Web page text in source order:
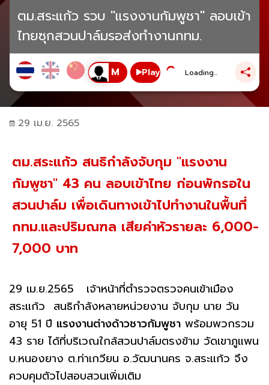
ตม.สระแก้ว รวบ "แรงงานกัมพูชา" ลอบเข้า
ไทยซุกสวนปาล์มรอส่งทำงานกทม.
Play Loading...
29 เม.ย. 2565
ตม.สระแก้ว สนธิกำลังจับกุม "แรงงาน
กัมพูชา" 43 คน ลอบเข้าไทย ก่อนพักรอใน
สวนปาล์ม เพื่อเดินทางเข้าไปทำงานในพื้นที่
กทม.และปริมณฑล เสียค่าหัวรายละ 6,000-
7,000 บาท
29 เม.ย.2565 เจ้าหน้าที่ตำรวจตรวจคนเข้าเมือง
สระแก้ว สนธิกำลังหลายหน่วยงาน จับกุม นาย วัน
อายุ 51 ปี แรงงานต่างด้าวชาวกัมพูชา พร้อมพวกรวม
43 ราย ได้ที่บริเวณใกล้สวนปาล์มตรงข้าม วัดเขาภูแพน
บ.หนองยาง ต.ท่าเกวียน อ.วัฒนานคร จ.สระแก้ว จึง
ควบคุมตัวไปสอบสวนเพิ่มเติม